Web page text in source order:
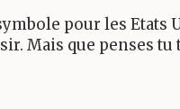
pour les
Mais que penses tu